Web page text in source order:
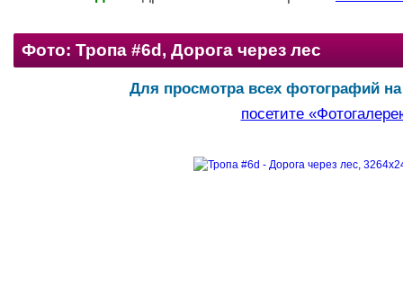
Фото: Тропа #6d, Дорога через лес
Для просмотра всех фотографий
посетите